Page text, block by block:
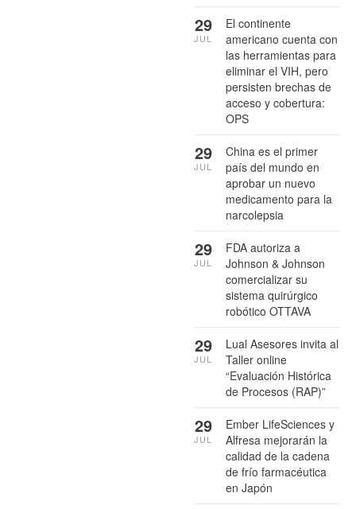
El continente
americano cuenta con
las herramientas para
eliminar el VIH, pero
persisten brechas de
acceso y cobertura:
OPS
29
JUL
China es el primer
país del mundo en
aprobar un nuevo
medicamento para la
narcolepsia
29
JUL
FDA autoriza a
Johnson & Johnson
comercializar su
sistema quirúrgico
robótico OTTAVA
29
JUL
Lual Asesores invita al
Taller online
“Evaluación Histórica
de Procesos (RAP)”
29
JUL
Ember LifeSciences y
Alfresa mejorarán la
calidad de la cadena
de frío farmacéutica
en Japón
29
JUL